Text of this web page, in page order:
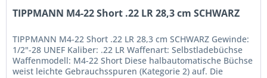
TIPPMANN M4-22 Short .22 LR 28,3 cm SCHWARZ
TIPPMANN M4-22 Short .22 LR 28,3 cm SCHWARZ Gewinde:
1/2"-28 UNEF Kaliber: .22 LR Waffenart: Selbstladebüchse
Waffenmodell: M4-22 Short Diese halbautomatische Büchse
weist leichte Gebrauchsspuren (Kategorie 2) auf. Die